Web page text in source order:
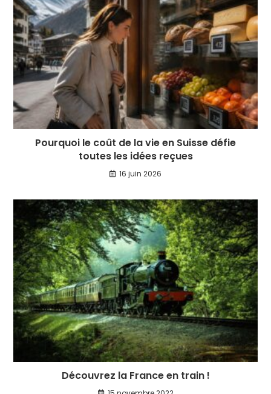
Pourquoi le coût de la vie en Suisse défie
toutes les idées reçues
16 juin 2026
Découvrez la France en train !